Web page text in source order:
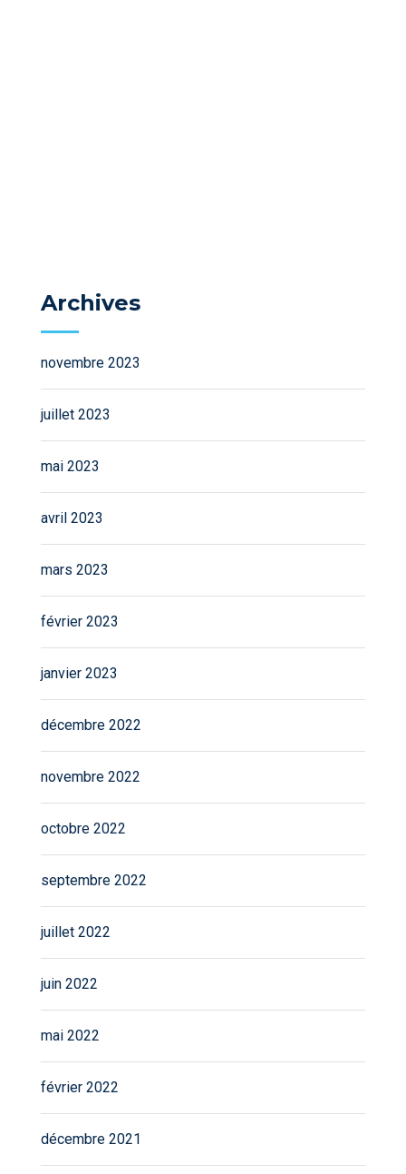
Archives
novembre 2023
juillet 2023
mai 2023
avril 2023
mars 2023
février 2023
janvier 2023
décembre 2022
novembre 2022
octobre 2022
septembre 2022
juillet 2022
juin 2022
mai 2022
février 2022
décembre 2021